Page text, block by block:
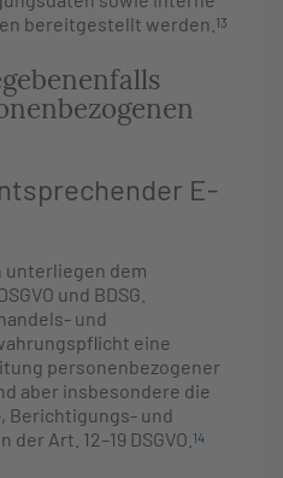
bereitgestellt werden. 13
E-
unterliegen dem
und BDSG.
und
eine
personenbezogener
aber insbesondere die
Berichtigungs- und
Art. 12–19 DSGVO. 14